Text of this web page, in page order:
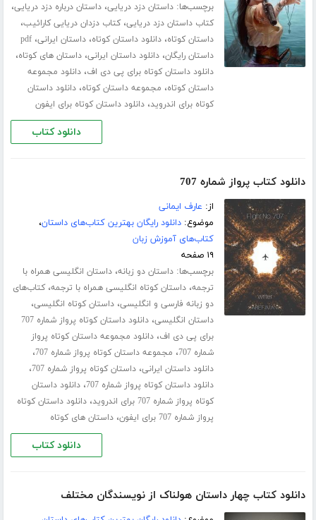
برچسب‌ها:داستان دزد دریایی،داستان درباره دزد دریایی،
کتاب داستان دزد دریایی،کتاب دزدان دریایی کارائیب،
داستان کوتاه،دانلود داستان کوتاه،داستان ایرانی،pdf
داستان رایگان،دانلود داستان ایرانی،داستان های کوتاه،
دانلود داستان کوتاه برای پی دی اف،دانلود مجموعه
داستان کوتاه، مجموعه داستان کوتاه،دانلود داستان
کوتاه برای اندروید،دانلود داستان کوتاه برای ایفون
دانلود کتاب
دانلود کتاب پرواز شماره 707
از: عارف ایمانی
موضوع:دانلود رایگان بهترین کتاب‌های داستان،
کتاب‌های آموزش زبان
۱۹ صفحه
برچسب‌ها:داستان دو زبانه،داستان انگلیسی همراه با
ترجمه،داستان کوتاه انگلیسی همراه با ترجمه،کتاب‌های
دو زبانه فارسی و انگلیسی،داستان کوتاه انگلیسی،
داستان انگلیسی،
دانلود داستان کوتاه پرواز شماره 707
برای پی دی اف،دانلود مجموعه داستان کوتاه پرواز
شماره 707
، مجموعه داستان کوتاه پرواز شماره 707 ،
دانلود داستان ایرانی،داستان کوتاه پرواز شماره 707 ،
دانلود داستان کوتاه پرواز شماره 707 ،دانلود داستان
کوتاه پرواز شماره 707 برای اندروید
،دانلود داستان کوتاه
پرواز شماره 707 برای ایفون
،داستان های کوتاه
دانلود کتاب
دانلود کتاب چهار داستان هولناک از نویسندگان مختلف